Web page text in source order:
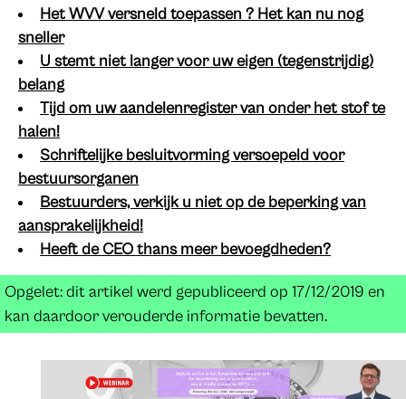
Het WVV versneld toepassen ? Het kan nu nog
sneller
U stemt niet langer voor uw eigen (tegenstrijdig)
belang
Tijd om uw aandelenregister van onder het stof te
halen!
Schriftelijke besluitvorming versoepeld voor
bestuursorganen
Bestuurders, verkijk u niet op de beperking van
aansprakelijkheid!
Heeft de CEO thans meer bevoegdheden?
Opgelet: dit artikel werd gepubliceerd op 17/12/2019 en
kan daardoor verouderde informatie bevatten.